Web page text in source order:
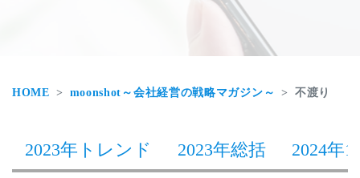
HOME moonshot～会社経営の戦略マガジン～ 不渡り
2023年トレンド 2023年総括 2024年1